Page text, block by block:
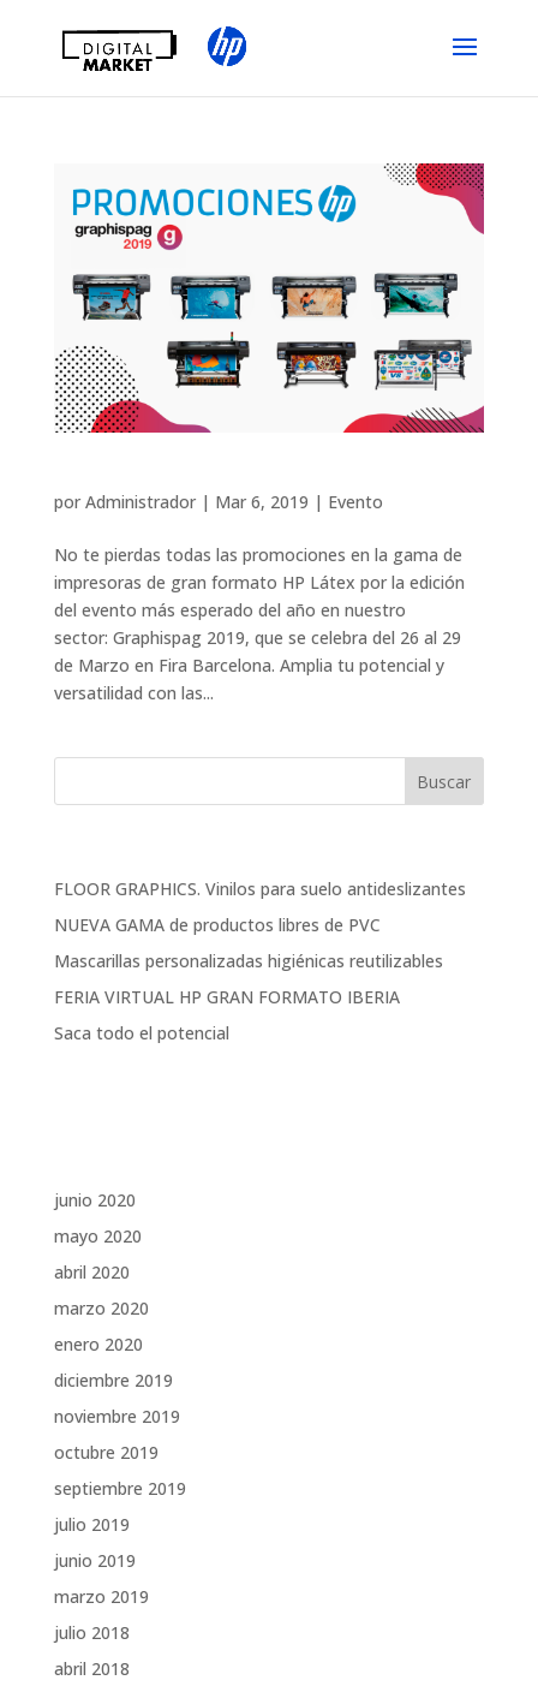
por Administrador| Mar 6, 2019 | Evento
No te pierdas todas las promociones en la gama de
impresoras de gran formato HP Látex por la edición
del evento más esperado del año en nuestro
sector: Graphispag 2019, que se celebra del 26 al 29
de Marzo en Fira Barcelona. Amplia tu potencial y
versatilidad con las...
FLOOR GRAPHICS. Vinilos para suelo antideslizantes
NUEVA GAMA de productos libres de PVC
Mascarillas personalizadas higiénicas reutilizables
FERIA VIRTUAL HP GRAN FORMATO IBERIA
Saca todo el potencial
junio 2020
mayo 2020
abril 2020
marzo 2020
enero 2020
diciembre 2019
noviembre 2019
octubre 2019
septiembre 2019
julio 2019
junio 2019
marzo 2019
julio 2018
abril 2018